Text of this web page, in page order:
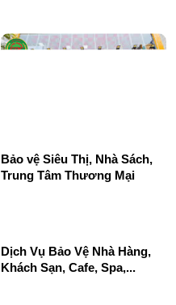
Bảo vệ Siêu Thị, Nhà Sách,
Trung Tâm Thương Mại
Dịch Vụ Bảo Vệ Nhà Hàng,
Khách Sạn, Cafe, Spa,...